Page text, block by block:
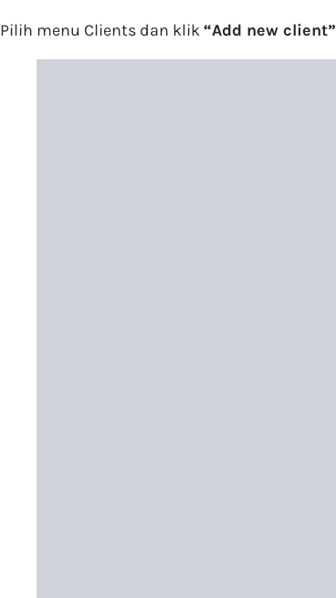
Pilih menu Clients dan klik“Add new client”